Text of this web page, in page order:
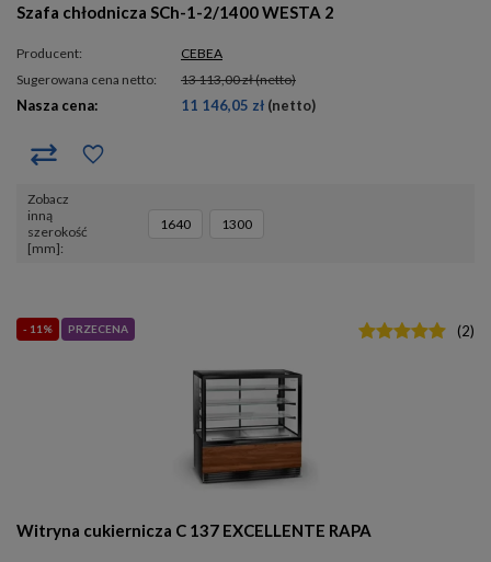
Szafa chłodnicza SCh-1-2/1400 WESTA 2
Producent:
CEBEA
Sugerowana cena netto:
13 113,00 zł(netto)
Nasza cena: 11 146,05 zł (netto)
Zobacz
inną
szerokość
[mm]
1640 1300
- 11% PRZECENA
Witryna cukiernicza C 137 EXCELLENTE RAPA
(2)